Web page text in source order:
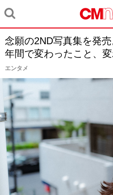
念願の2ND写真集を発
年間で変わったこと、変
エンタメ